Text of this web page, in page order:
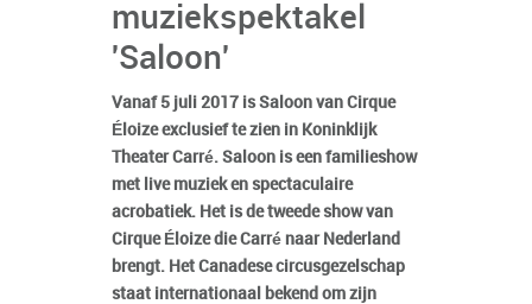
muziekspektakel
'Saloon'
Vanaf 5 juli 2017 is Saloon van Cirque
Éloize exclusief te zien in Koninklijk
Theater Carré. Saloon is een familieshow
met live muziek en spectaculaire
acrobatiek. Het is de tweede show van
Cirque Éloize die Carré naar Nederland
brengt. Het Canadese circusgezelschap
staat internationaal bekend om zijn